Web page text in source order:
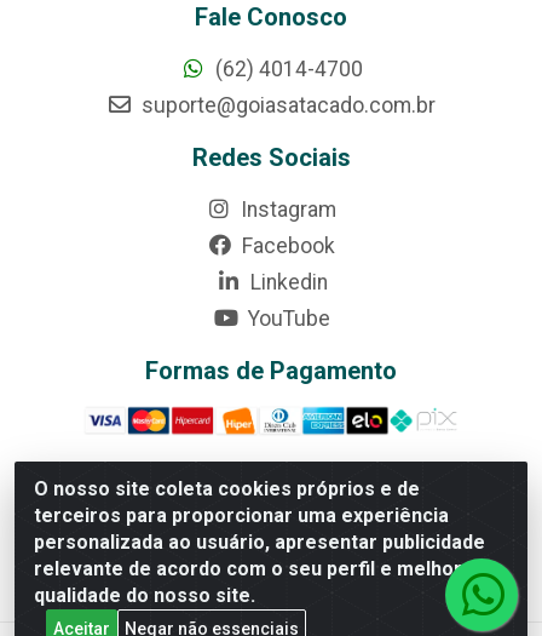
O nosso site coleta cookies próprios e de
terceiros para proporcionar uma experiência
personalizada ao usuário, apresentar publicidade
relevante de acordo com o seu perfil e melhorar a
qualidade do nosso site.
Aceitar Negar não essenciais
Fale Conosco
(62) 4014-4700
suporte@goiasatacado.com.br
Redes Sociais
Instagram
Facebook
Linkedin
YouTube
Formas de Pagamento
Rede Brasil - Avenida Universitária, nº 3860, Jardim das
Américas II Etapa - Anápolis/GO - CEP 75070-415 - CNPJ
07.728.073/0002-24